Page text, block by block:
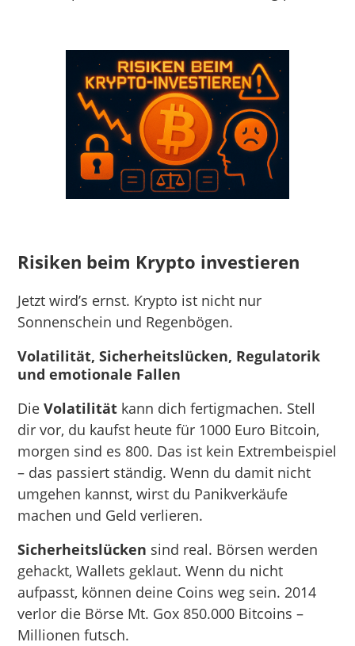
Risiken beim Krypto investieren
Jetzt wird’s ernst. Krypto ist nicht nur
Sonnenschein und Regenbögen.
Volatilität, Sicherheitslücken, Regulatorik
und emotionale Fallen
DieVolatilität kann dich fertigmachen. Stell
dir vor, du kaufst heute für 1000 Euro Bitcoin,
morgen sind es 800. Das ist kein Extrembeispiel
– das passiert ständig. Wenn du damit nicht
umgehen kannst, wirst du Panikverkäufe
machen und Geld verlieren.
Sicherheitslücken sind real. Börsen werden
gehackt, Wallets geklaut. Wenn du nicht
aufpasst, können deine Coins weg sein. 2014
verlor die Börse Mt. Gox 850.000 Bitcoins –
Millionen futsch.